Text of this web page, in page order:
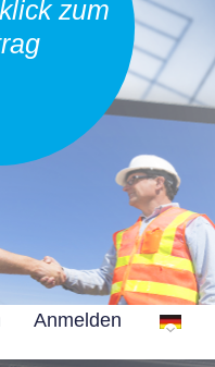
zum
Anmelden